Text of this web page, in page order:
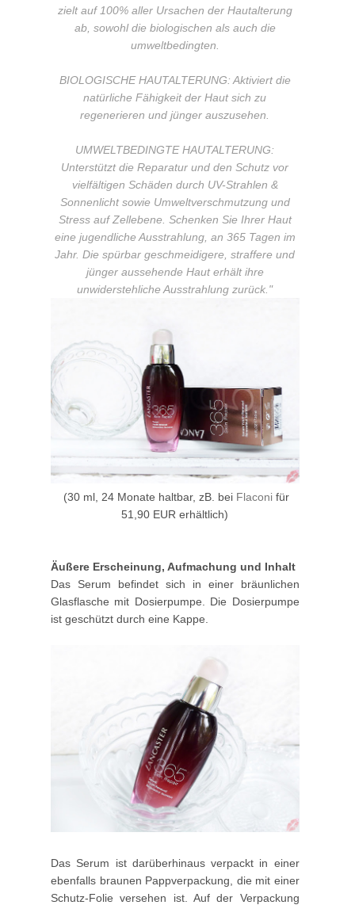
zielt auf 100% aller Ursachen der Hautalterung
ab, sowohl die biologischen als auch die
umweltbedingten.
BIOLOGISCHE HAUTALTERUNG: Aktiviert die
natürliche Fähigkeit der Haut sich zu
regenerieren und jünger auszusehen.
UMWELTBEDINGTE HAUTALTERUNG:
Unterstützt die Reparatur und den Schutz vor
vielfältigen Schäden durch UV-Strahlen &
Sonnenlicht sowie Umweltverschmutzung und
Stress auf Zellebene. Schenken Sie Ihrer Haut
eine jugendliche Ausstrahlung, an 365 Tagen im
Jahr. Die spürbar geschmeidigere, straffere und
jünger aussehende Haut erhält ihre
unwiderstehliche Ausstrahlung zurück."
(30 ml, 24 Monate haltbar, zB. bei Flaconi für
51,90 EUR erhältlich)
Äußere Erscheinung, Aufmachung und Inhalt
Das Serum befindet sich in einer bräunlichen
Glasflasche mit Dosierpumpe. Die Dosierpumpe
ist geschützt durch eine Kappe.
Das Serum ist darüberhinaus verpackt in einer
ebenfalls braunen Pappverpackung, die mit einer
Schutz-Folie versehen ist. Auf der Verpackung